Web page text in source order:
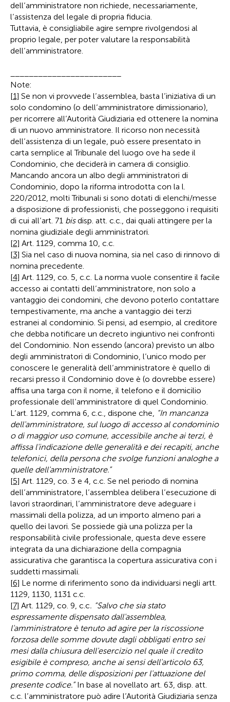
dell’amministratore non richiede, necessariamente,
l’assistenza del legale di propria fiducia.
Tuttavia, è consigliabile agire sempre rivolgendosi al
proprio legale, per poter valutare la responsabilità
dell’amministratore.
Note:
[1] Se non vi provvede l’assemblea, basta l’iniziativa di un
solo condomino (o dell’amministratore dimissionario),
per ricorrere all’Autorità Giudiziaria ed ottenere la nomina
di un nuovo amministratore. Il ricorso non necessità
dell’assistenza di un legale, può essere presentato in
carta semplice al Tribunale del luogo ove ha sede il
Condominio, che deciderà in camera di consiglio.
Mancando ancora un albo degli amministratori di
Condominio, dopo la riforma introdotta con la l.
220/2012, molti Tribunali si sono dotati di elenchi/messe
a disposizione di professionisti, che posseggono i requisiti
di cui all’art. 71 bisdisp. att. c.c., dai quali attingere per la
nomina giudiziale degli amministratori.
[2] Art. 1129, comma 10, c.c.
[3] Sia nel caso di nuova nomina, sia nel caso di rinnovo di
nomina precedente.
[4] Art. 1129, co. 5, c.c. La norma vuole consentire il facile
accesso ai contatti dell’amministratore, non solo a
vantaggio dei condomini, che devono poterlo contattare
tempestivamente, ma anche a vantaggio dei terzi
estranei al condominio. Si pensi, ad esempio, al creditore
che debba notificare un decreto ingiuntivo nei confronti
del Condominio. Non essendo (ancora) previsto un albo
degli amministratori di Condominio, l’unico modo per
conoscere le generalità dell’amministratore è quello di
recarsi presso il Condominio dove è (o dovrebbe essere)
affisa una targa con il nome, il telefono e il domicilio
professionale dell’amministratore di quel Condominio.
L’art. 1129, comma 6, c.c., dispone che, “In mancanza
dell'amministratore, sul luogo di accesso al condominio
o di maggior uso comune, accessibile anche ai terzi, è
affissa l'indicazione delle generalità e dei recapiti, anche
telefonici, della persona che svolge funzioni analoghe a
quelle dell'amministratore.”
[5] Art. 1129, co. 3 e 4, c.c. Se nel periodo di nomina
dell’amministratore, l’assemblea delibera l’esecuzione di
lavori straordinari, l’amministratore deve adeguare i
massimali della polizza, ad un importo almeno pari a
quello dei lavori. Se possiede già una polizza per la
responsabilità civile professionale, questa deve essere
integrata da una dichiarazione della compagnia
assicurativa che garantisca la copertura assicurativa con i
suddetti massimali.
[6] Le norme di riferimento sono da individuarsi negli artt.
1129, 1130, 1131 c.c.
[7] Art. 1129, co. 9, c.c. “Salvo che sia stato
espressamente dispensato dall'assemblea,
l'amministratore è tenuto ad agire per la riscossione
forzosa delle somme dovute dagli obbligati entro sei
mesi dalla chiusura dell'esercizio nel quale il credito
esigibile è compreso, anche ai sensi dell'articolo 63,
primo comma, delle disposizioni per l'attuazione del
presente codice.”In base al novellato art. 63, disp. att.
c.c. l’amministratore può adire l’Autorità Giudiziaria senza